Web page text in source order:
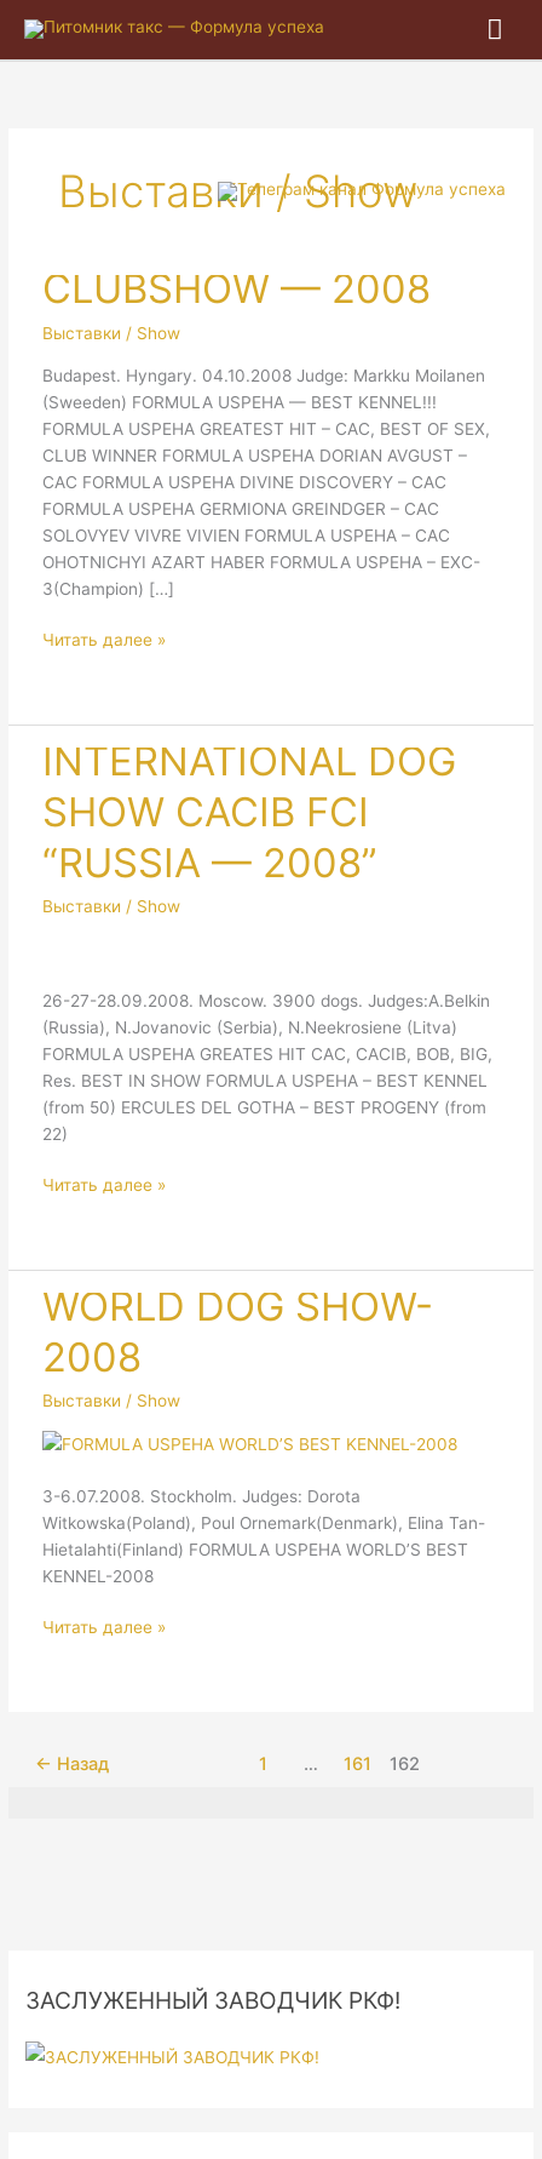
Выставки / Show
CLUBSHOW — 2008
Выставки / Show
Budapest. Hyngary. 04.10.2008 Judge: Markku Moilanen
(Sweeden) FORMULA USPEHA — BEST KENNEL!!!
FORMULA USPEHA GREATEST HIT – CAC, BEST OF SEX,
CLUB WINNER FORMULA USPEHA DORIAN AVGUST –
CAC FORMULA USPEHA DIVINE DISCOVERY – CAC
FORMULA USPEHA GERMIONA GREINDGER – CAC
SOLOVYEV VIVRE VIVIEN FORMULA USPEHA – CAC
OHOTNICНYI AZART HABER FORMULA USPEHA – EXC-
3(Champion) […]
CLUBSHOW
Читать далее »
INTERNATIONAL DOG
SHOW CACIB FCI
“RUSSIA — 2008”
Выставки / Show
26-27-28.09.2008. Moscow. 3900 dogs. Judges:A.Belkin
(Russia), N.Jovanovic (Serbia), N.Neekrosiene (Litva)
FORMULA USPEHA GREATES HIT CAC, CACIB, BOB, BIG,
Res. BEST IN SHOW FORMULA USPEHA – BEST KENNEL
(from 50) ERCULES DEL GOTHA – BEST PROGENY (from
22)
INTERNATIONAL
FCI
“RUSSIA
—
2008”
Читать далее »
WORLD DOG SHOW-
2008
Выставки / Show
3-6.07.2008. Stockholm. Judges: Dorota
Witkowska(Poland), Poul Ornemark(Denmark), Elina Tan-
Hietalahti(Finland) FORMULA USPEHA WORLD’S BEST
KENNEL-2008
WORLD
Читать далее »
← Назад 1 … 161 162
ЗАСЛУЖЕННЫЙ ЗАВОДЧИК РКФ!